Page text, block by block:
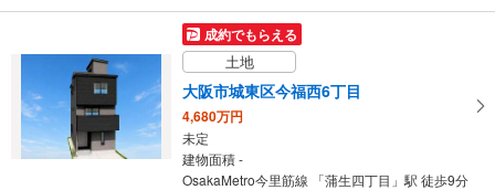
成約でもらえる
土地
大阪市城東区今福西6丁目
4,680万円
未定
建物面積 -
OsakaMetro今里筋線 「蒲生四丁目」駅 徒歩9分